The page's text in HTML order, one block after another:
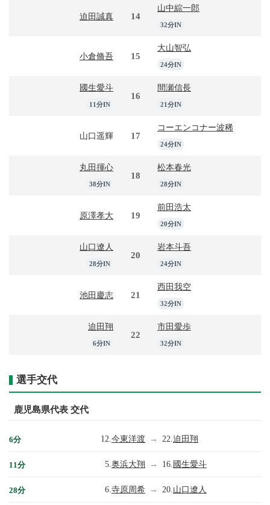
迫田誠真 14
山中綜一郎
32分IN
小倉脩吾 15
大山智弘
24分IN
國生愛斗
11分IN
16
間瀬信長
21分IN
山口遥輝 17
コーエンコナー波稀
24分IN
丸田揮心
38分IN
18
松本春光
28分IN
原澤孝大 19
前田浩太
20分IN
山口遼人
28分IN
20
岩本斗吾
24分IN
池田慶志 21
西田我空
32分IN
迫田翔
6分IN
22
市田愛歩
32分IN
選手交代
鹿児島県代表 交代
6分 12. 今東洋渡 → 22. 迫田翔
11分 5. 奥浜大翔 → 16. 國生愛斗
28分 6. 寺原周希 → 20. 山口遼人